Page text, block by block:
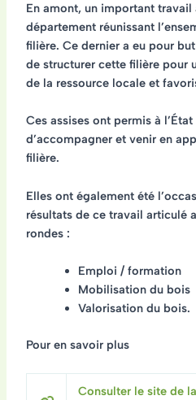
En amont, un important travail
département réunissant
filière. Ce dernier a eu pour
de structurer cette filière pour
de la ressource locale et
Ces assises ont permis à l’État
d’accompagner et venir en
filière.
Elles ont également été
résultats de ce travail articulé
rondes :
Emploi / formation
Mobilisation du bois
Valorisation du bois.
Pour en savoir plus
Consulter le site de